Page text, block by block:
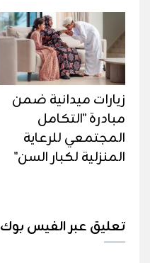
زيارات ميدانية ضمن
مبادرة "التكامل
المجتمعي للرعاية
المنزلية لكبار السن"
تعليق عبر الفيس بوك